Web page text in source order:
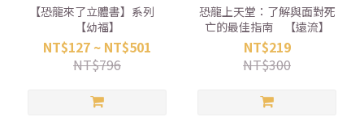
【恐龍來了立體書】系列
【幼福】
NT$127 ~ NT$501
NT$796
恐龍上天堂：了解與面對死
亡的最佳指南 【遠流】
NT$219
NT$300